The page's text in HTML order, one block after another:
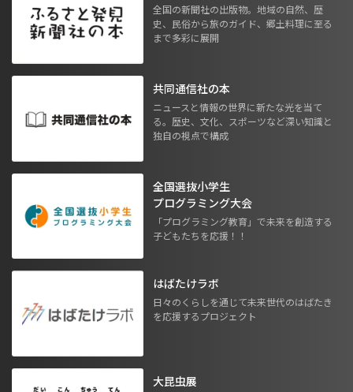
全国の新聞社の出版物。地域の自然、歴
史、民俗から旅のガイド、郷土料理に至る
まで多彩に展開
共同通信社の本
ニュースと情報の世界に新たな光を当て
る。歴史、文化、スポーツなど深い知識と
独自の視点で構成
全国選抜小学生
プログラミング大会
「プログラミング教育」で未来を創造する
子どもたちを応援！！
はばたけラボ
日々のくらしを通じて未来世代のはばたき
を応援するプロジェクト
大昆虫展